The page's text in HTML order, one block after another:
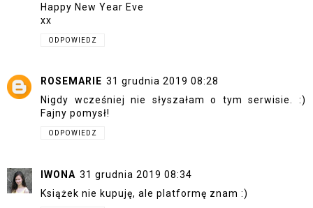
Happy New Year Eve
xx
ODPOWIEDZ
ROSEMARIE 31 grudnia 2019 08:28
Nigdy wcześniej nie słyszałam o tym serwisie. :)
Fajny pomysł!
ODPOWIEDZ
IWONA 31 grudnia 2019 08:34
Książek nie kupuję, ale platformę znam :)